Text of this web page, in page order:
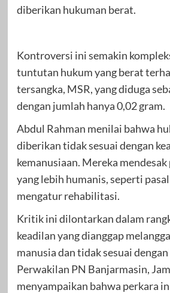
diberikan hukuman berat.
Kontroversi ini semakin
tuntutan hukum yang berat
tersangka, MSR, yang diduga
dengan jumlah hanya 0,02 gram.
Abdul Rahman menilai bahwa
diberikan tidak sesuai dengan
kemanusiaan. Mereka mendesak
yang lebih humanis, seperti
mengatur rehabilitasi.
Kritik ini dilontarkan dalam
keadilan yang dianggap
manusia dan tidak sesuai
Perwakilan PN Banjarmasin,
menyampaikan bahwa perkara